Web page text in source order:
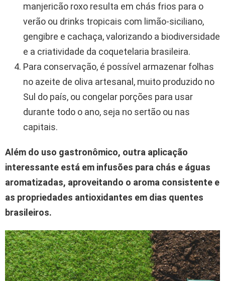
manjericão roxo resulta em chás frios para o
verão ou drinks tropicais com limão-siciliano,
gengibre e cachaça, valorizando a biodiversidade
e a criatividade da coquetelaria brasileira.
Para conservação, é possível armazenar folhas
no azeite de oliva artesanal, muito produzido no
Sul do país, ou congelar porções para usar
durante todo o ano, seja no sertão ou nas
capitais.
Além do uso gastronômico, outra aplicação
interessante está em infusões para chás e águas
aromatizadas, aproveitando o aroma consistente e
as propriedades antioxidantes em dias quentes
brasileiros.